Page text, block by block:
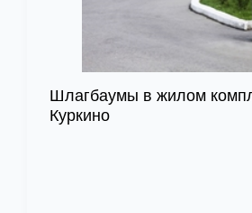
Шлагбаумы в жилом
Куркино